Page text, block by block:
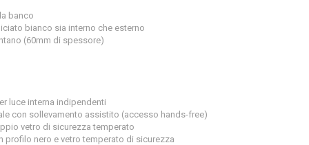
banco
bianco sia interno che esterno
(60mm di spessore)
luce interna indipendenti
con sollevamento assistito (accesso hands-free)
vetro di sicurezza temperato
profilo nero e vetro temperato di sicurezza